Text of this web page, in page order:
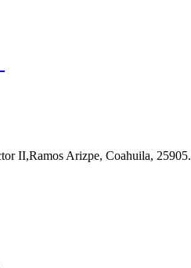
II,Ramos Arizpe, Coahuila, 25905.